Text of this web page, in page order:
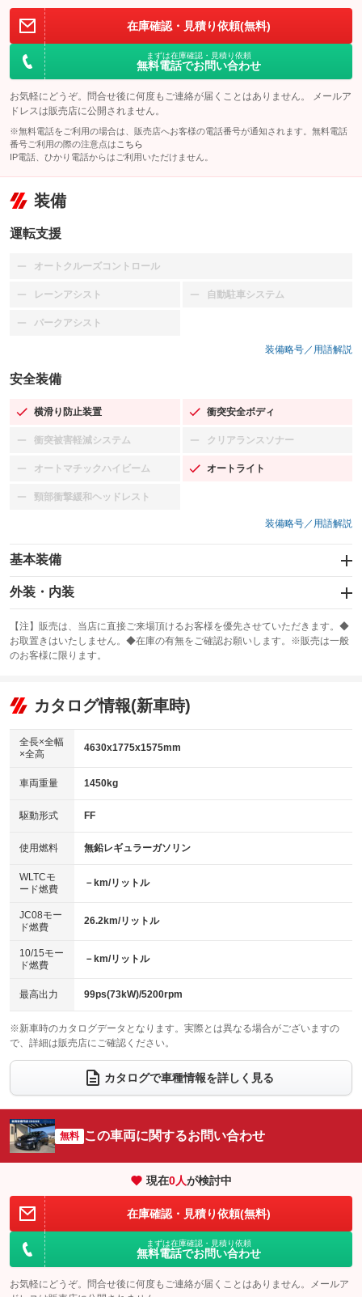
在庫確認・見積り依頼(無料)
まずは在庫確認・見積り依頼
無料電話でお問い合わせ
お気軽にどうぞ。問合せ後に何度もご連絡が届くことはありません。 メールア
ドレスは販売店に公開されません。
※無料電話をご利用の場合は、販売店へお客様の電話番号が通知されます。無料電話
番号ご利用の際の注意点は こちら
IP電話、ひかり電話からはご利用いただけません。
装備
運転支援
オートクルーズコントロール
：装備なし
レーンアシスト
：装備なし 自動駐車システム
：装備なし
パークアシスト
：装備なし
装備略号／用語解説
安全装備
横滑り防止装置
：装備あり 衝突安全ボディ
：装備あり
衝突被害軽減システム
：装備なし クリアランスソナー
：装備なし
オートマチックハイビーム
：装備なし オートライト
：装備あり
頸部衝撃緩和ヘッドレスト
：装備なし
装備略号／用語解説
基本装備
エアバッグ：運転席/助手席/サイド
：装備あり
：装備なし
サンルーフ
：装備なし ABS
リフトアップ
：装備なし
：装備なし
パワーウィンドウ
アイドリングストップ
：装備あり
USB入力端子
：装備なし
100V電源
：装備なし
センターデフロック
：装備なし
電動格納ミラー
：装備あり
外装・内装
カーナビ：SDナビ
：装備あり
TV：フルセグ
：装備あり
ビジュアル：-／DVD再生
：装備あり
：装備あり
革シート
キーレス
HID(キセノンライト)
：装備なし
バックカメラ
：装備あり
エアロ
：装備なし
：装備なし
パワーシート
ベンチシート
：装備なし
チップアップシート
：装備なし
：装備なし ：装備あり
ウォークスルー
：装備なし
電動リアゲート フロントカメラ
：装備なし
：装備なし ：装備なし
サイドカメラ
：装備なし ルーフレール
：装備なし
：装備なし
：装備なし
【注】販売は、当店に直接ご来場頂けるお客様を優先させていただきます。◆
お取置きはいたしません。◆在庫の有無をご確認お願いします。※販売は一般
のお客様に限ります。
カタログ情報(新車時)
全長×全幅
×全高
4630x1775x1575mm
車両重量 1450kg
駆動形式 FF
使用燃料 無鉛レギュラーガソリン
WLTCモ
ード燃費
－km/リットル
JC08モー
ド燃費
26.2km/リットル
10/15モー
ド燃費
－km/リットル
最高出力 99ps(73kW)/5200rpm
※新車時のカタログデータとなります。実際とは異なる場合がございますの
で、詳細は販売店にご確認ください。
カタログで車種情報を詳しく見る
無料 この車両に関するお問い合わせ
現在0人が検討中
在庫確認・見積り依頼(無料)
まずは在庫確認・見積り依頼
無料電話でお問い合わせ
お気軽にどうぞ。問合せ後に何度もご連絡が届くことはありません。メールア